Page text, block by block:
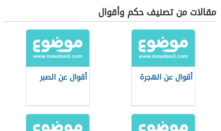
مقالات من تصنيف حكم وأقوال
أقوال عن الهجرة أقوال عن الصبر